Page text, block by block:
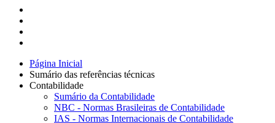
Página Inicial
Sumário das referências técnicas
Contabilidade
Sumário da Contabilidade
NBC - Normas Brasileiras de Contabilidade
IAS - Normas Internacionais de Contabilidade